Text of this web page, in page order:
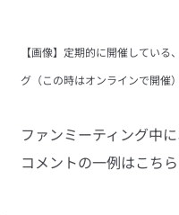
【画像】定期的に開催してい
グ（この時はオンラインで開催）
ファンミーティング中
コメントの一例はこちら